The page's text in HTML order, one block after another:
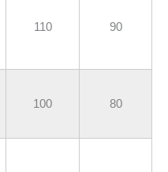
110 90
100 80